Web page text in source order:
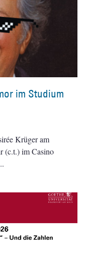
im Studium
Krüger am
(c.t.) im Casino